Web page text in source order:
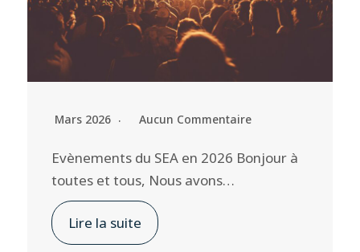
Mars 2026 Aucun Commentaire
Evènements du SEA en 2026 Bonjour à
toutes et tous, Nous avons…
Lire la suite